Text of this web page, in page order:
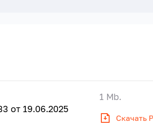
от 19.06.2025
Скачать
1 Mb.